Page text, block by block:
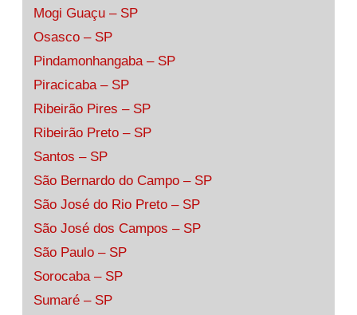
Mogi Guaçu – SP
Osasco – SP
Pindamonhangaba – SP
Piracicaba – SP
Ribeirão Pires – SP
Ribeirão Preto – SP
Santos – SP
São Bernardo do Campo – SP
São José do Rio Preto – SP
São José dos Campos – SP
São Paulo – SP
Sorocaba – SP
Sumaré – SP